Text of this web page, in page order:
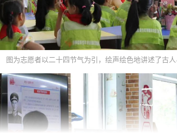
图为志愿者以二十四节气为引，绘声绘色地讲述了古